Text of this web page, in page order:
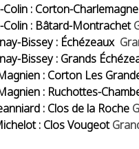
: Corton-Charlemagne
: Bâtard-Montrachet
Bissey : Échézeaux
Bissey : Grands
: Corton Les
: Ruchottes-
: Clos de la Roche
: Clos Vougeot